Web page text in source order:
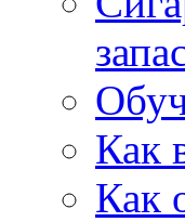
Как
Как